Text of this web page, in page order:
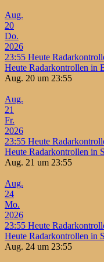
Aug.
20
Do.
2026
23:55 Heute
Heute Radarkontrollen in
Aug. 20 um 23:55
Aug.
21
Fr.
2026
23:55 Heute
Heute Radarkontrollen in
Aug. 21 um 23:55
Aug.
24
Mo.
2026
23:55 Heute
Heute Radarkontrollen in
Aug. 24 um 23:55